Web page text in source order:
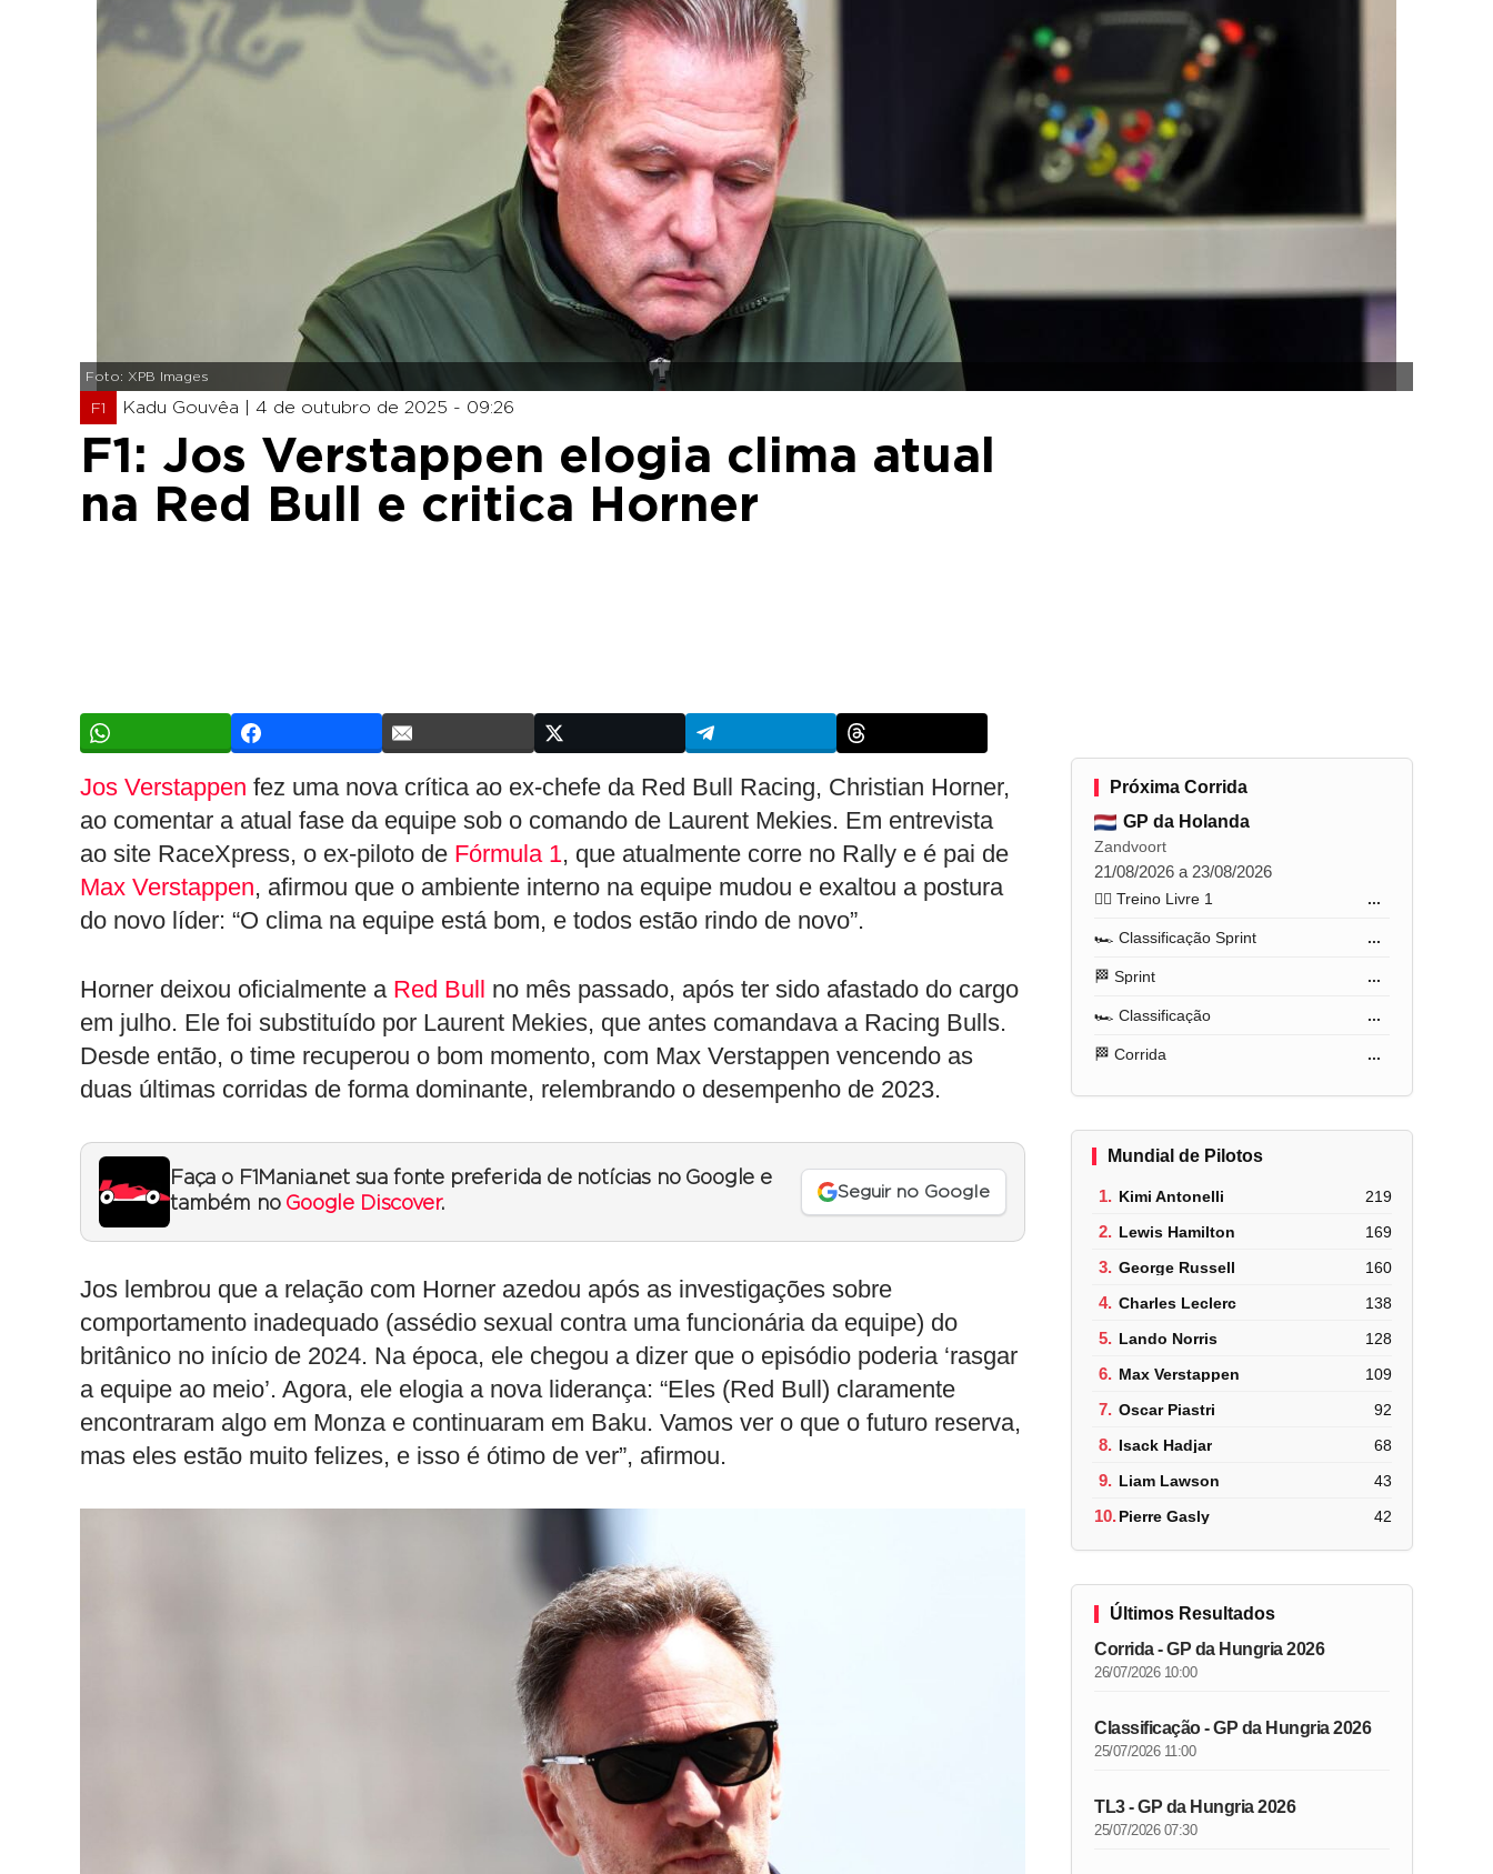
Foto: XPB Images
F1 Kadu Gouvêa | 4 de outubro de 2025 - 09:26
F1: Jos Verstappen elogia clima atual
na Red Bull e critica Horner
Jos Verstappen fez uma nova crítica ao ex-chefe da Red Bull Racing, Christian Horner,
ao comentar a atual fase da equipe sob o comando de Laurent Mekies. Em entrevista
ao site RaceXpress, o ex-piloto de Fórmula 1, que atualmente corre no Rally e é pai de
Max Verstappen, afirmou que o ambiente interno na equipe mudou e exaltou a postura
do novo líder: “O clima na equipe está bom, e todos estão rindo de novo”.
Horner deixou oficialmente a Red Bull no mês passado, após ter sido afastado do cargo
em julho. Ele foi substituído por Laurent Mekies, que antes comandava a Racing Bulls.
Desde então, o time recuperou o bom momento, com Max Verstappen vencendo as
duas últimas corridas de forma dominante, relembrando o desempenho de 2023.
Faça o F1Mania.net sua fonte preferida de notícias no Google e
também no Google Discover.
Seguir no Google
Jos lembrou que a relação com Horner azedou após as investigações sobre
comportamento inadequado (assédio sexual contra uma funcionária da equipe) do
britânico no início de 2024. Na época, ele chegou a dizer que o episódio poderia ‘rasgar
a equipe ao meio’. Agora, ele elogia a nova liderança: “Eles (Red Bull) claramente
encontraram algo em Monza e continuaram em Baku. Vamos ver o que o futuro reserva,
mas eles estão muito felizes, e isso é ótimo de ver”, afirmou.
Próxima Corrida
GP da Holanda
Zandvoort
21/08/2026 a 23/08/2026
🏋️‍♂️ Treino Livre 1 ...
🏎️ Classificação Sprint ...
🏁 Sprint ...
🏎️ Classificação ...
🏁 Corrida ...
Mundial de Pilotos
1. Kimi Antonelli 219
2. Lewis Hamilton 169
3. George Russell 160
4. Charles Leclerc 138
5. Lando Norris 128
6. Max Verstappen 109
7. Oscar Piastri 92
8. Isack Hadjar 68
9. Liam Lawson 43
10.Pierre Gasly 42
Últimos Resultados
Corrida - GP da Hungria 2026
26/07/2026 10:00
Classificação - GP da Hungria 2026
25/07/2026 11:00
TL3 - GP da Hungria 2026
25/07/2026 07:30